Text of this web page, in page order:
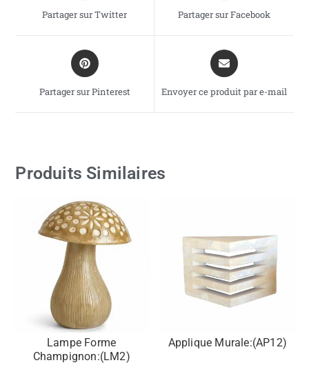
Partager sur Twitter Partager sur Facebook
Partager sur Pinterest Envoyer ce produit par e-mail
Produits Similaires
Lampe Forme
Champignon:(LM2)
Applique Murale:(AP12)